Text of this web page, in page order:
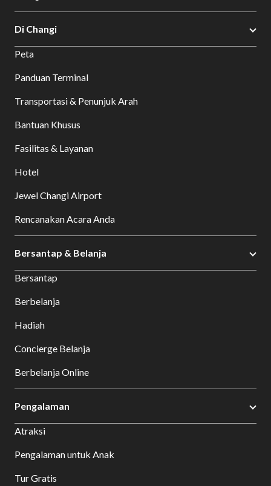
Di Changi
Peta
Panduan Terminal
Transportasi & Penunjuk Arah
Bantuan Khusus
Fasilitas & Layanan
Hotel
Jewel Changi Airport
Rencanakan Acara Anda
Bersantap & Belanja
Bersantap
Berbelanja
Hadiah
Concierge Belanja
Berbelanja Online
Pengalaman
Atraksi
Pengalaman untuk Anak
Tur Gratis